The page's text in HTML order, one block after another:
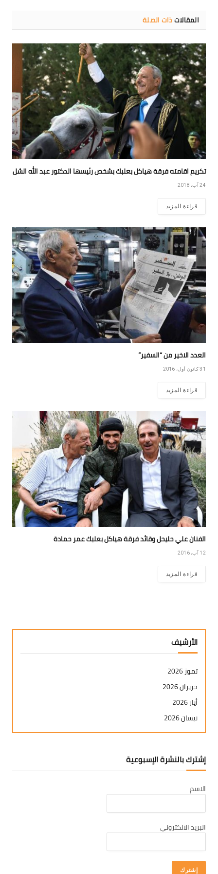
المقالاتذات الصلة
تكريم اقامته فرقة هياكل بعلبك بشخص رئيسها الدكتور عبد الله الشل
24 آب، 2018
قراءة المزيد
العدد الاخير من “السفير”
31 كانون أول، 2016
قراءة المزيد
الفنان علي حليحل وقائد فرقة هياكل بعلبك عمر حمادة
12 آب، 2016
قراءة المزيد
الأرشيف
تموز 2026
حزيران 2026
أيار 2026
نيسان 2026
آذار 2026
كانون ثاني 2026
تشرين ثاني 2025
تشرين أول 2025
أيلول 2025
تموز 2025
إشترك بالنشرة الإسبوعية
الاسم
البريد الالكتروني